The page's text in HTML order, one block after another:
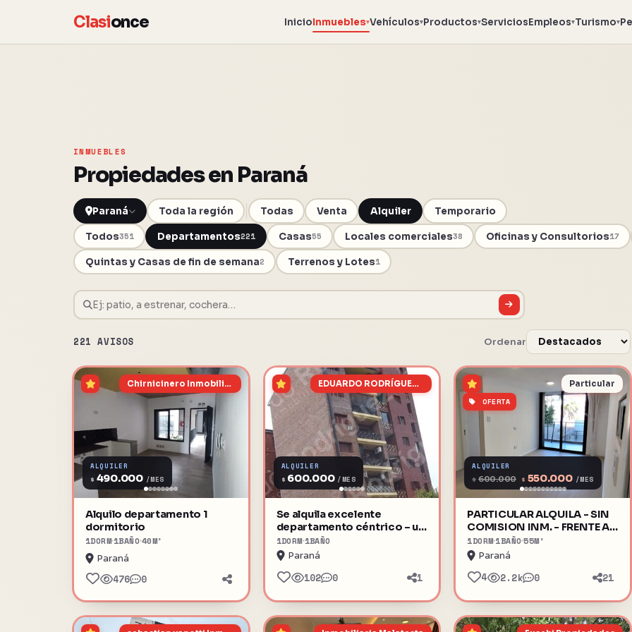
Clasionce InicioInmuebles▾Vehículos▾Productos▾ServiciosEmpleos▾Turismo▾
INMUEBLES
Propiedades en Paraná
Paraná Toda la región Todas Venta Alquiler Temporario
Todos351 Departamentos221 Casas55 Locales comerciales38 Oficinas y Consultorios17
Quintas y Casas de fin de semana2 Terrenos y Lotes1
221 AVISOS Ordenar
Chirnicinero Inmobiliaria
ALQUILER
$ 490.000 /MES
Alquilo departamento 1
dormitorio
1DORM 1BAÑO40M²
Paraná
476 0
EDUARDO RODRÍGUEZ INMOBILIARIA
ALQUILER
$ 600.000 /MES
Se alquila excelente
departamento céntrico – un
dormitorio
1DORM 1BAÑO
Paraná
102 0 1
Particular
OFERTA
ALQUILER
$ 600.000 $ 550.000 /MES
PARTICULAR ALQUILA - SIN
COMISION INM. - FRENTE A
LA UNER - 1 DORMITORIO
1DORM 1BAÑO55M²
Paraná
4 2.2k 0 21